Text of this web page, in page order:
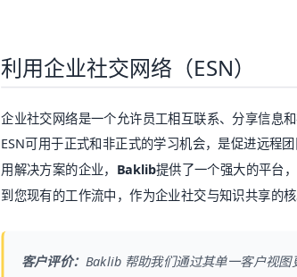
利用企业社交网络（ESN）
企业社交网络是一个允许员工相互联系、分享信息和
ESN可用于正式和非正式的学习机会，是促进远程
用解决方案的企业， Baklib提供了一个强大的平台
到您现有的工作流中，作为企业社交与知识共享的
客户评价： Baklib帮助我们通过其单一客户视图